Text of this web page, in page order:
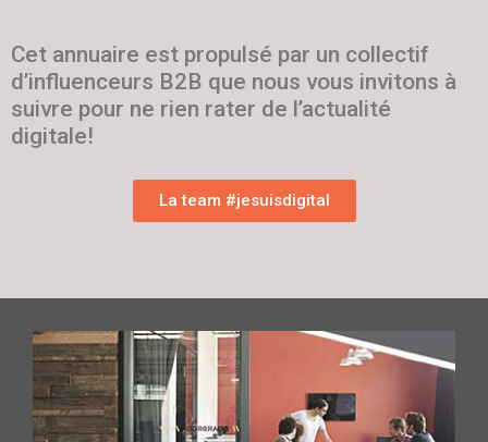
Cet annuaire est propulsé par un collectif
d’influenceurs B2B que nous vous invitons à
suivre pour ne rien rater de l’actualité
digitale!
La team #jesuisdigital